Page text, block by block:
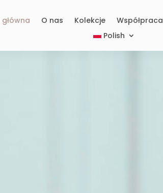
O nas Kolekcje Współpraca
Polish